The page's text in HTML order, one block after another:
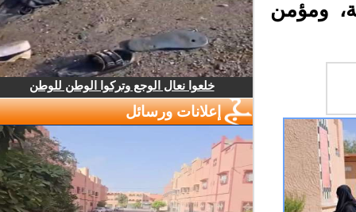
ومؤمن
خلعوا نعال الوجع وتركوا الوطن للوطن
إعلانات ورسائل